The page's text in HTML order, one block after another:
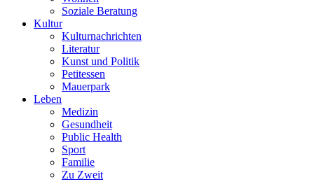
Soziale Beratung
Kultur
Kulturnachrichten
Literatur
Kunst und Politik
Petitessen
Mauerpark
Leben
Medizin
Gesundheit
Public Health
Sport
Familie
Zu Zweit